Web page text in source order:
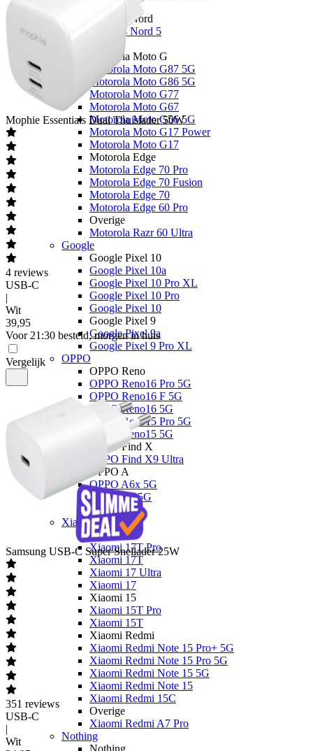
OnePlus Nord
OnePlus Nord 5
Motorola
Motorola Moto G
Motorola Moto G87 5G
Motorola Moto G86 5G
Motorola Moto G77
Motorola Moto G67
Motorola Moto G56 5G
Motorola Moto G17 Power
Motorola Moto G17
Motorola Edge
Motorola Edge 70 Pro
Motorola Edge 70 Fusion
Motorola Edge 70
Motorola Edge 60 Pro
Overige
Motorola Razr 60 Ultra
Google
Google Pixel 10
Google Pixel 10a
Google Pixel 10 Pro XL
Google Pixel 10 Pro
Google Pixel 10
Google Pixel 9
Google Pixel 9a
Google Pixel 9 Pro XL
OPPO
OPPO Reno
OPPO Reno16 Pro 5G
OPPO Reno16 F 5G
OPPO Reno16 5G
OPPO Reno15 Pro 5G
OPPO Reno15 5G
OPPO Find X
OPPO Find X9 Ultra
OPPO A
OPPO A6x 5G
OPPO A6 5G
OPPO A40
Xiaomi
Xiaomi 17
Xiaomi 17T Pro
Xiaomi 17T
Xiaomi 17 Ultra
Xiaomi 17
Xiaomi 15
Xiaomi 15T Pro
Xiaomi 15T
Xiaomi Redmi
Xiaomi Redmi Note 15 Pro+ 5G
Xiaomi Redmi Note 15 Pro 5G
Xiaomi Redmi Note 15 5G
Xiaomi Redmi Note 15
Xiaomi Redmi 15C
Overige
Xiaomi Redmi A7 Pro
Nothing
Nothing
Mophie Essentials Dual Thuislader 50W
4 reviews
USB-C
|
Wit
39,95
Voor 21:30 besteld, morgen in huis
Vergelijk
Samsung USB-C Super Snellader 25W
351 reviews
USB-C
|
Wit